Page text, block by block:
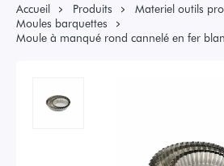
Accueil Produits
Materiel outils
Moules barquettes
Moule à manqué rond cannelé en fer